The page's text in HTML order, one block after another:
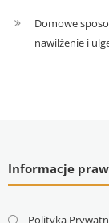
Domowe
nawilżenie i
Informacje
Polityka